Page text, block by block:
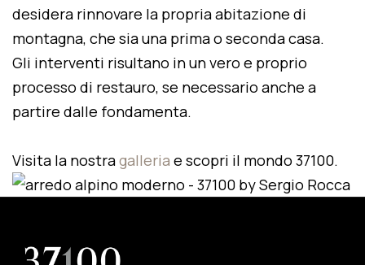
desidera rinnovare la propria abitazione di
montagna, che sia una prima o seconda casa.
Gli interventi risultano in un vero e proprio
processo di restauro, se necessario anche a
partire dalle fondamenta.
Visita la nostragalleria e scopri il mondo 37100.